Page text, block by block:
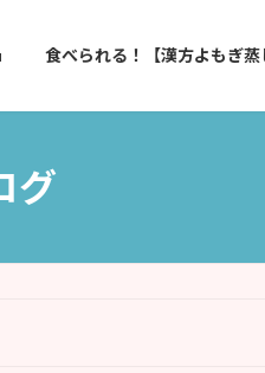
食べられる！【漢方よもぎ蒸
グ